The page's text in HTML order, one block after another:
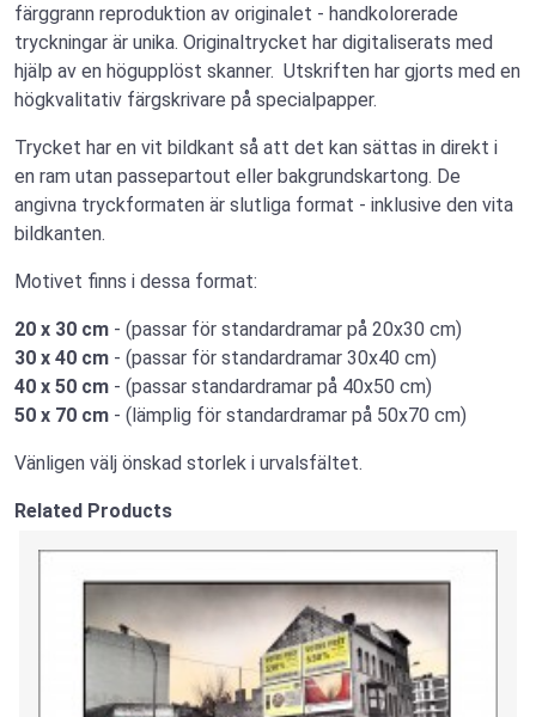
färggrann reproduktion av originalet - handkolorerade
tryckningar är unika. Originaltrycket har digitaliserats med
hjälp av en högupplöst skanner. Utskriften har gjorts med en
högkvalitativ färgskrivare på specialpapper.
Trycket har en vit bildkant så att det kan sättas in direkt i
en ram utan passepartout eller bakgrundskartong. De
angivna tryckformaten är slutliga format - inklusive den vita
bildkanten.
Motivet finns i dessa format:
20 x 30 cm - (passar för standardramar på 20x30 cm)
30 x 40 cm - (passar för standardramar 30x40 cm)
40 x 50 cm - (passar standardramar på 40x50 cm)
50 x 70 cm - (lämplig för standardramar på 50x70 cm)
Vänligen välj önskad storlek i urvalsfältet.
Related Products